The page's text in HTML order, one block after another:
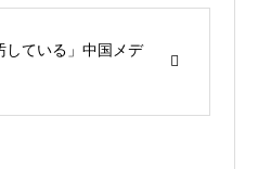
している」中国メデ